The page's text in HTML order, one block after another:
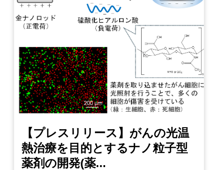
【プレスリリース】がんの光温
熱治療を目的とするナノ粒子型
薬剤の開発(薬...